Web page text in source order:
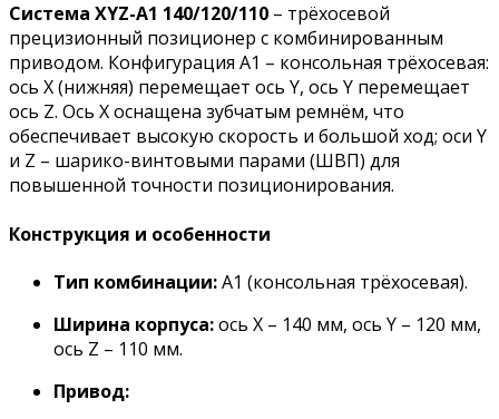
Система XYZ-A1 140/120/110 – трёхосевой
прецизионный позиционер с комбинированным
приводом. Конфигурация A1 – консольная трёхосевая:
ось X (нижняя) перемещает ось Y, ось Y перемещает
ось Z. Ось X оснащена зубчатым ремнём, что
обеспечивает высокую скорость и большой ход; оси Y
и Z – шарико-винтовыми парами (ШВП) для
повышенной точности позиционирования.
Конструкция и особенности
Тип комбинации:A1 (консольная трёхосевая).
Ширина корпуса:ось X – 140 мм, ось Y – 120 мм,
ось Z – 110 мм.
Привод: